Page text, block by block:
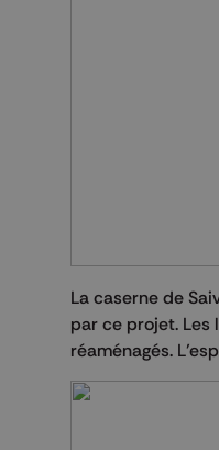
La caserne de
par ce projet. Les
réaménagés.